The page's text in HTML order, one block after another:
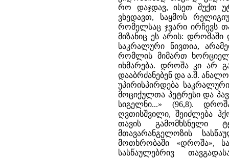
რო დაჯდავ, ისეთ შუქთ
ვხედავთ, საყმოს
რომელსაც ჯვარი ირჩევს
მიზანიც ეს არის:
საკრალური ნივთია,
რომლის მიმართ
იხმარება. დროშა კი არ
დააბრძანებენ და ა.შ.
უპირისპირდება
მოციქულთა პეტრესი და
სიგელნი...» (96,8).
ღვთისშვილი, შეიძლება
თავის გამომხსნელი
მთავარანგელოზის
მოთხრობაში «დროშა»,
სასწაულებრივ